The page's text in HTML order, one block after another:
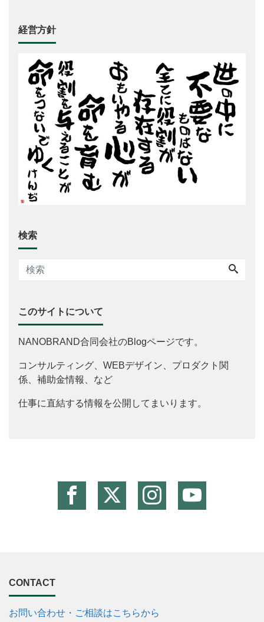
経営方針
検索
このサイトについて
NANOBRAND合同会社のBlogページです。
コンサルティング、WEBデザイン、プロダクト関
係、補助金情報、など
仕事に直結する情報を公開してまいります。
CONTACT
お問い合わせ・ご相談はこちらから